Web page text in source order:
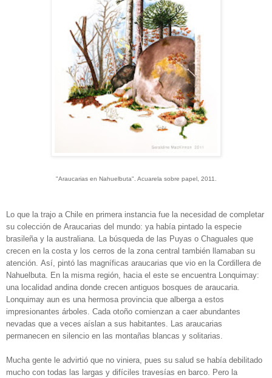
"Araucarias en Nahuelbuta". Acuarela sobre papel, 2011.
Lo que la trajo a Chile en primera instancia fue la necesidad de completar
su colección de Araucarias del mundo: ya había pintado la especie
brasileña y la australiana. La búsqueda de las Puyas o Chaguales que
crecen en la costa y los cerros de la zona central también llamaban su
atención. Así, pintó las magníficas araucarias que vio en la Cordillera de
Nahuelbuta. En la misma región, hacia el este se encuentra Lonquimay:
una localidad andina donde crecen antiguos bosques de araucaria.
Lonquimay aun es una hermosa provincia que alberga a estos
impresionantes árboles. Cada otoño comienzan a caer abundantes
nevadas que a veces aíslan a sus habitantes. Las araucarias
permanecen en silencio en las montañas blancas y solitarias.
Mucha gente le advirtió que no viniera, pues su salud se había debilitado
mucho con todas las largas y difíciles travesías en barco. Pero la